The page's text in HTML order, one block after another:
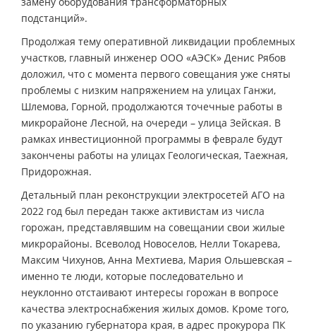
подстанций».
Продолжая тему оперативной ликвидации проблемных
участков, главный инженер ООО «АЭСК» Денис Рябов
доложил, что с момента первого совещания уже сняты
проблемы с низким напряжением на улицах Ганжи,
Шлемова, Горной, продолжаются точечные работы в
микрорайоне Лесной, на очереди – улица Зейская. В
рамках инвестиционной программы в феврале будут
закончены работы на улицах Геологическая, Таежная,
Придорожная.
Детальный план реконструкции электросетей АГО на
2022 год был передан также активистам из числа
горожан, представлявшим на совещании свои жилые
микрорайоны. Всеволод Новоселов, Нелли Токарева,
Максим Чихунов, Анна Мехтиева, Мария Ольшевская –
именно те люди, которые последовательно и
неуклонно отстаивают интересы горожан в вопросе
качества электроснабжения жилых домов. Кроме того,
по указанию губернатора края, в адрес прокурора ПК